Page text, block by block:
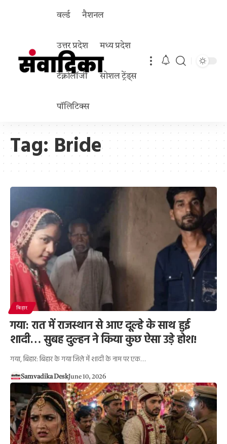
वर्ल्ड नैशनल
उत्तर प्रदेश मध्य प्रदेश
टेक्नोलॉजी सोशल ट्रेंड्स
पॉलिटिक्स
Tag:Bride
बिहार
गया: रात में राजस्थान से आए दूल्हे के साथ हुई
शादी… सुबह दुल्हन ने किया कुछ ऐसा उड़े होश!
गया, बिहार: बिहार के गया जिले में शादी के नाम पर एक…
Samvadika DeskJune 10, 2026